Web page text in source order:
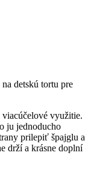
detskú tortu pre
viacúčelové využitie.
ju jednoducho
prilepiť špajglu a
drží a krásne doplní